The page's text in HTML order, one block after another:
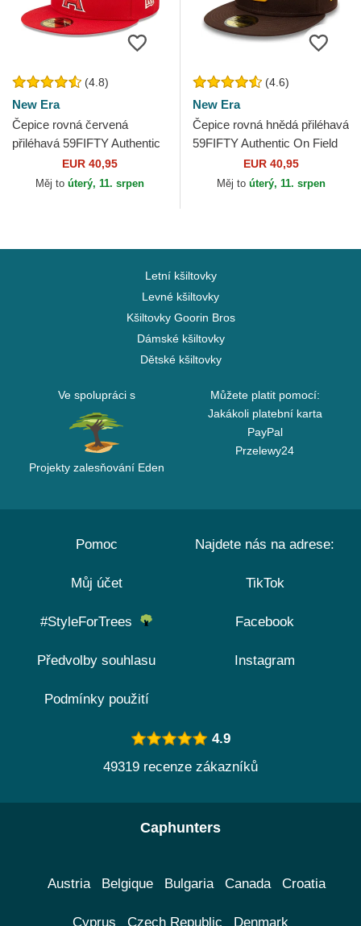
(4.8)
New Era
Čepice rovná červená
přiléhavá 59FIFTY Authentic
On Field Los Angeles Angels
MLB New Era
EUR 40,95
Měj to úterý, 11. srpen
(4.6)
New Era
Čepice rovná hnědá přiléhavá
59FIFTY Authentic On Field
San Diego Padres MLB New
EUR 40,95
Měj to úterý, 11. srpen
Letní kšiltovky
Levné kšiltovky
Kšiltovky Goorin Bros
Dámské kšiltovky
Dětské kšiltovky
Ve spolupráci s
Projekty zalesňování Eden
Můžete platit pomocí:
Jakákoli platební karta
PayPal
Przelewy24
Pomoc
Můj účet
#StyleForTrees
Předvolby souhlasu
Podmínky použití
Najdete nás na adrese:
TikTok
Facebook
Instagram
4.9
49319 recenze zákazníků
Caphunters
Austria Belgique Bulgaria Canada Croatia
Cyprus Czech Republic Denmark